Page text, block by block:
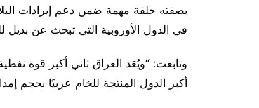
بصفته حلقة مهمة ضمن دعم إيرادات
في الدول الأوروبية التي تبحث عن بديل
وتابعت: “ويُعَد العراق ثاني أكبر قوة
أكبر الدول المنتجة للخام عربيًا بحجم إمدادات تجاوز 4 ملايين برميل يوميًا خلال